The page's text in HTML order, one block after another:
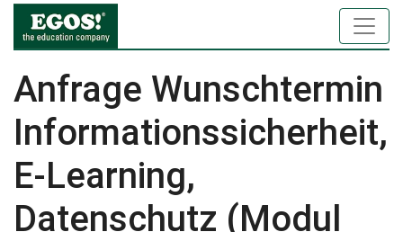
Anfrage Wunschtermin
Informationssicherheit,
E-Learning,
Datenschutz (Modul